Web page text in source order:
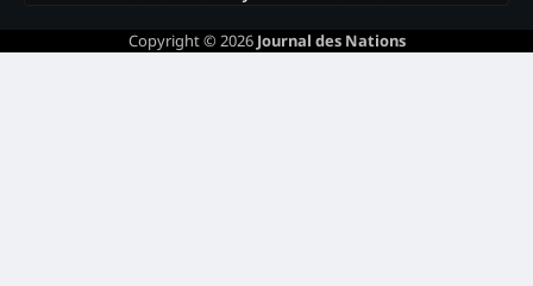
Copyright © 2026 Journal des Nations